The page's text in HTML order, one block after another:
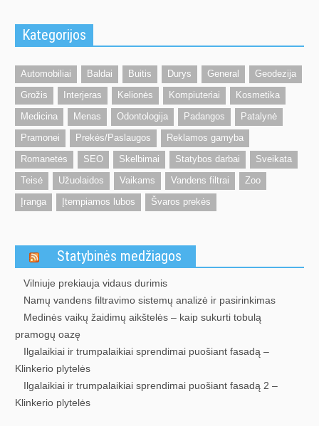
Kategorijos
Automobiliai Baldai Buitis Durys General
Geodezija
Grožis
Interjeras Kelionės Kompiuteriai
Kosmetika
Medicina
Menas Odontologija Padangos
Patalynė
Pramonei
Prekės/Paslaugos
Reklamos gamyba
Romanetės
SEO Skelbimai Statybos darbai
Sveikata
Teisė
Užuolaidos Vaikams Vandens filtrai
Zoo
Įranga
Įtempiamos lubos Švaros prekės
Statybinės medžiagos
Vilniuje prekiauja vidaus durimis
Namų vandens filtravimo sistemų analizė ir pasirinkimas
Medinės vaikų žaidimų aikštelės – kaip sukurti tobulą
pramogų oazę
Ilgalaikiai ir trumpalaikiai sprendimai puošiant fasadą –
Klinkerio plytelės
Ilgalaikiai ir trumpalaikiai sprendimai puošiant fasadą 2 –
Klinkerio plytelės